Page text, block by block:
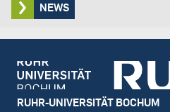
NEWS
Footer
RUHR-UNIVERSITÄT BOCHUM